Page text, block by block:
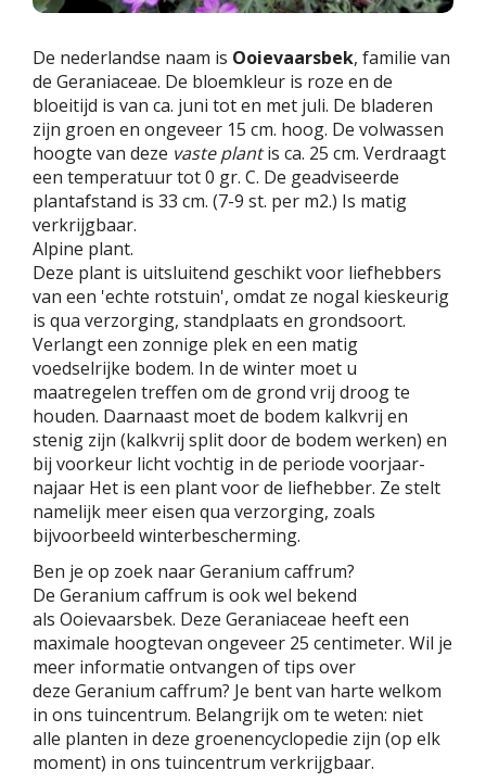
De nederlandse naam is Ooievaarsbek, familie van
de Geraniaceae. De bloemkleur is roze en de
bloeitijd is van ca. juni tot en met juli. De bladeren
zijn groen en ongeveer 15 cm. hoog. De volwassen
hoogte van deze vaste plantis ca. 25 cm. Verdraagt
een temperatuur tot 0 gr. C. De geadviseerde
plantafstand is 33 cm. (7-9 st. per m2.) Is matig
verkrijgbaar.
Alpine plant.
Deze plant is uitsluitend geschikt voor liefhebbers
van een 'echte rotstuin', omdat ze nogal kieskeurig
is qua verzorging, standplaats en grondsoort.
Verlangt een zonnige plek en een matig
voedselrijke bodem. In de winter moet u
maatregelen treffen om de grond vrij droog te
houden. Daarnaast moet de bodem kalkvrij en
stenig zijn (kalkvrij split door de bodem werken) en
bij voorkeur licht vochtig in de periode voorjaar-
najaar Het is een plant voor de liefhebber. Ze stelt
namelijk meer eisen qua verzorging, zoals
bijvoorbeeld winterbescherming.
Ben je op zoek naar Geranium caffrum?
De Geranium caffrum is ook wel bekend
als Ooievaarsbek. Deze Geraniaceae heeft een
maximale hoogtevan ongeveer 25 centimeter. Wil je
meer informatie ontvangen of tips over
deze Geranium caffrum? Je bent van harte welkom
in ons tuincentrum. Belangrijk om te weten: niet
alle planten in deze groenencyclopedie zijn (op elk
moment) in ons tuincentrum verkrijgbaar.